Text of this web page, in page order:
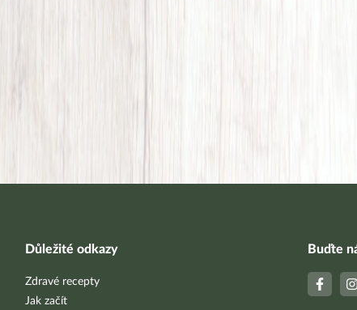
Důležité odkazy
Zdravé recepty
Jak začít
Buďte